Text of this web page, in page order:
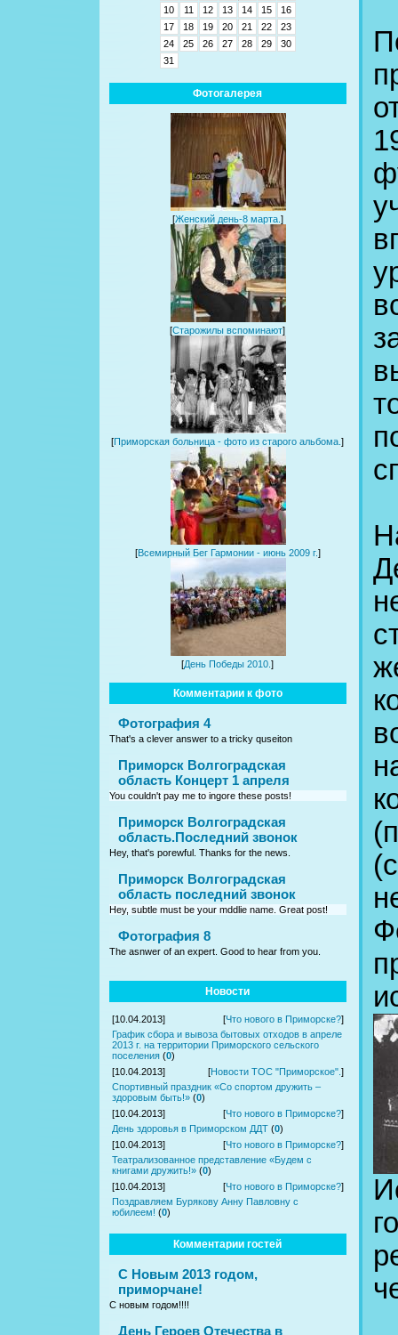
10
11 12 13 14 15
16
17
18 19 20 21 22
23
24
25 26 27 28 29
30
31
Фотогалерея
[Женский день-8 марта. ]
[Старожилы вспоминают]
[Приморская больница - фото из старого альбома.]
[Всемирный Бег Гармонии - июнь 2009 г.]
[День Победы 2010.]
Комментарии к фото
Фотография 4
That's a clever answer to a tricky quseiton
Приморск Волгоградская
область Концерт 1 апреля
You couldn't pay me to ingore these posts!
Приморск Волгоградская
область.Последний звонок
Hey, that's porewful. Thanks for the news.
Приморск Волгоградская
область последний звонок
Hey, subtle must be your mddlie name. Great post!
Фотография 8
The asnwer of an expert. Good to hear from you.
Новости
[10.04.2013] [Что нового в Приморске?]
График сбора и вывоза бытовых отходов в апреле
2013 г. на территории Приморского сельского
поселения (0)
[10.04.2013]
[Новости ТОС "Приморское". ]
Спортивный праздник «Со спортом дружить –
здоровым быть!» (0)
[10.04.2013]
[Что нового в Приморске?]
День здоровья в Приморском ДДТ (0)
[10.04.2013]
[Что нового в Приморске?]
Театрализованное представление «Будем с
книгами дружить!» (0)
[10.04.2013]
[Что нового в Приморске?]
Поздравляем Бурякову Анну Павловну с
юбилеем! (0)
Комментарии гостей
С Новым 2013 годом,
приморчане!
С новым годом!!!!
День Героев Отечества в